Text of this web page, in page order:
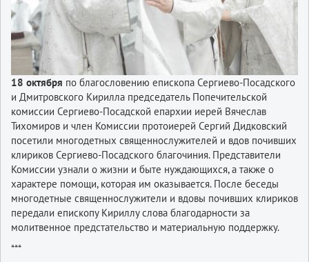
18 октября по благословению епископа Сергиево-Посадского
и Дмитровского Кирилла председатель Попечительской
комиссии Сергиево-Посадской епархии иерей Вячеслав
Тихомиров и член Комиссии протоиерей Сергий Дидковский
посетили многодетных священнослужителей и вдов почивших
клириков Сергиево-Посадского благочиния. Представители
Комиссии узнали о жизни и быте нуждающихся, а также о
характере помощи, которая им оказывается. После беседы
многодетные священнослужители и вдовы почивших клириков
передали епископу Кириллу слова благодарности за
молитвенное предстательство и материальную поддержку.
***